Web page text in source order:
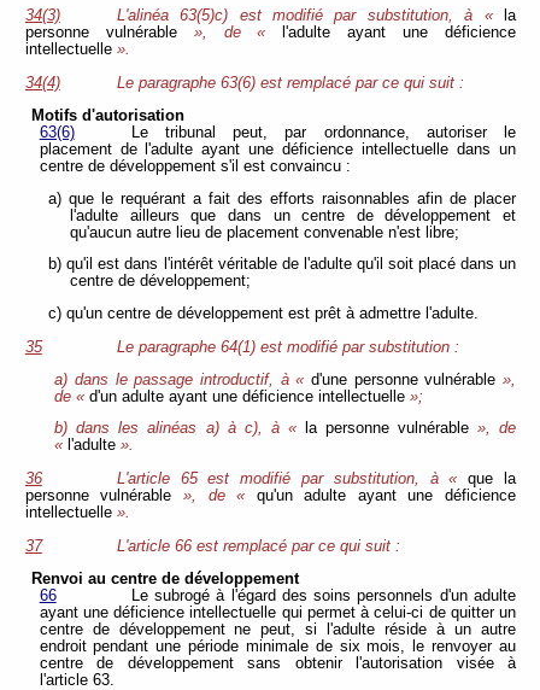
34(3)
L'alinéa 63(5)c) est modifié par substitution, à «
la
personne vulnérable», de «
l'adulte ayant une déficience
intellectuelle».
34(4)
Le paragraphe 63(6) est remplacé par ce qui suit :
Motifs d'autorisation
63(6)
Le tribunal peut, par ordonnance, autoriser le
placement de l'adulte ayant une déficience intellectuelle dans un
centre de développement s'il est convaincu :
a) que le requérant a fait des efforts raisonnables afin de placer
l'adulte ailleurs que dans un centre de développement et
qu'aucun autre lieu de placement convenable n'est libre;
b) qu'il est dans l'intérêt véritable de l'adulte qu'il soit placé dans un
centre de développement;
c) qu'un centre de développement est prêt à admettre l'adulte.
35
Le paragraphe 64(1) est modifié par substitution :
a) dans le passage introductif, à « d'une personne vulnérable»,
de « d'un adulte ayant une déficience intellectuelle »;
b) dans les alinéas a) à c), à «la personne vulnérable », de
« l'adulte ».
36
L'article 65 est modifié par substitution, à «que la
personne vulnérable », de « qu'un adulte ayant une déficience
intellectuelle ».
37
L'article 66 est remplacé par ce qui suit :
Renvoi au centre de développement
66
Le subrogé à l'égard des soins personnels d'un adulte
ayant une déficience intellectuelle qui permet à celui-ci de quitter un
centre de développement ne peut, si l'adulte réside à un autre
endroit pendant une période minimale de six mois, le renvoyer au
centre de développement sans obtenir l'autorisation visée à
l'article 63.